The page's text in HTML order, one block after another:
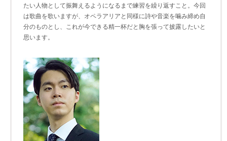
たい人物として振舞えるようになるまで練習を繰り返すこと。今回
は歌曲を歌いますが、オペラアリアと同様に詩や音楽を噛み締め自
分のものとし、これが今できる精一杯だと胸を張って披露したいと
思います。